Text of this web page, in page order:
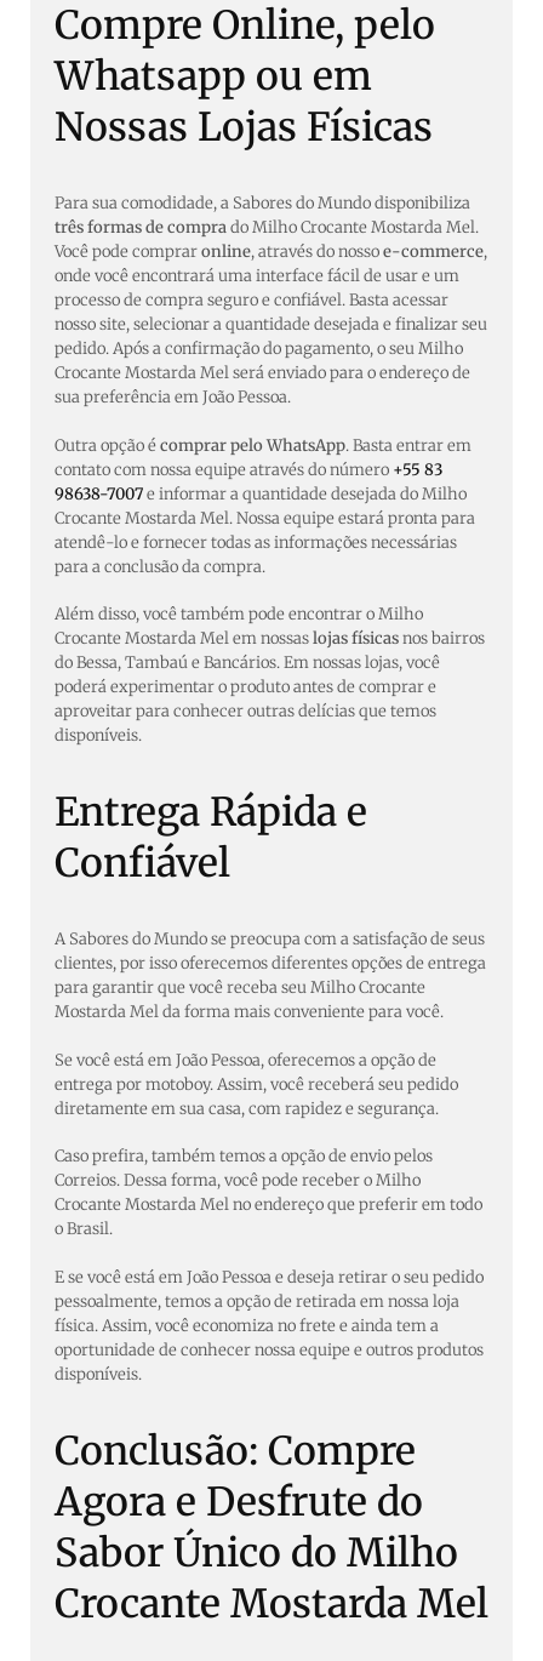
Compre Online, pelo
Whatsapp ou em
Nossas Lojas Físicas
Para sua comodidade, a Sabores do Mundo disponibiliza
três formas de comprado Milho Crocante Mostarda Mel.
Você pode compraronline, através do nossoe-commerce,
onde você encontrará uma interface fácil de usar e um
processo de compra seguro e confiável. Basta acessar
nosso site, selecionar a quantidade desejada e finalizar seu
pedido. Após a confirmação do pagamento, o seu Milho
Crocante Mostarda Mel será enviado para o endereço de
sua preferência em João Pessoa.
Outra opção écomprar pelo WhatsApp. Basta entrar em
contato com nossa equipe através do número +55 83
98638-7007e informar a quantidade desejada do Milho
Crocante Mostarda Mel. Nossa equipe estará pronta para
atendê-lo e fornecer todas as informações necessárias
para a conclusão da compra.
Além disso, você também pode encontrar o Milho
Crocante Mostarda Mel em nossaslojas físicasnos bairros
do Bessa, Tambaú e Bancários. Em nossas lojas, você
poderá experimentar o produto antes de comprar e
aproveitar para conhecer outras delícias que temos
disponíveis.
Entrega Rápida e
Confiável
A Sabores do Mundo se preocupa com a satisfação de seus
clientes, por isso oferecemos diferentes opções de entrega
para garantir que você receba seu Milho Crocante
Mostarda Mel da forma mais conveniente para você.
Se você está em João Pessoa, oferecemos a opção de
entrega por motoboy. Assim, você receberá seu pedido
diretamente em sua casa, com rapidez e segurança.
Caso prefira, também temos a opção de envio pelos
Correios. Dessa forma, você pode receber o Milho
Crocante Mostarda Mel no endereço que preferir em todo
o Brasil.
E se você está em João Pessoa e deseja retirar o seu pedido
pessoalmente, temos a opção de retirada em nossa loja
física. Assim, você economiza no frete e ainda tem a
oportunidade de conhecer nossa equipe e outros produtos
disponíveis.
Conclusão: Compre
Agora e Desfrute do
Sabor Único do Milho
Crocante Mostarda Mel